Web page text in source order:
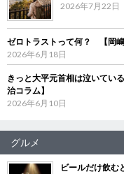
2026年7月22日
ゼロトラストって何？ 【岡嶋
2026年6月18日
きっと大平元首相は泣いてい
治コラム】
2026年6月10日
グルメ
ビールだけ飲む